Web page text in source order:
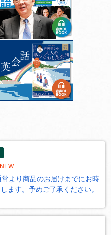
NEW
より商品のお届けまでにお時
ます。予めご了承ください。